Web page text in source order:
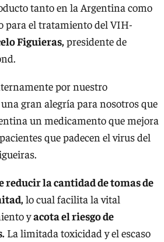
tanto en la Argentina como
para el tratamiento del VIH-
Figuieras,presidente de
por nuestro
gran alegría para nosotros que
un medicamento que mejora
que padecen el virus del
reducir la cantidad de tomas de
lo cual facilita la vital
yacota el riesgo de
La limitada toxicidad y el escaso